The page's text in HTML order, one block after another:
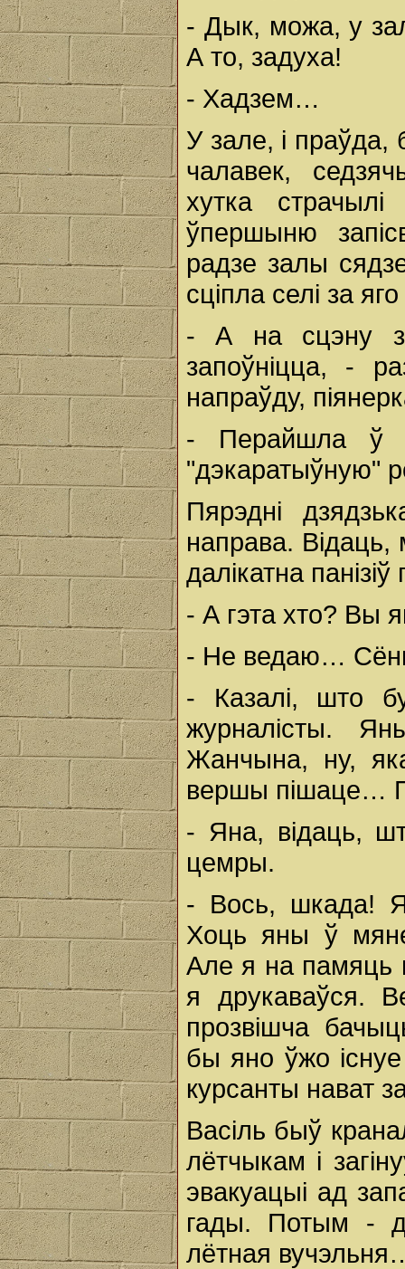
- Дык, можа, у
А то, задуха!
- Хадзем…
У зале, і
чалавек,
хутка
ўпершыню
радзе залы
сціпла селі за
- А на сцэну
запоўніцца, -
напраўду,
- Перайшла ў
"дэкаратыўную"
Пярэдні
направа. Відаць,
далікатна
- А гэта хто? Вы
- Не ведаю…
- Казалі, што
журналісты.
Жанчына, ну,
вершы пішаце…
- Яна, відаць,
цемры.
- Вось, шкада!
Хоць яны ў мяне
Але я на памяць
я друкаваўся.
прозвішча
бы яно ўжо
курсанты нават
Васіль быў
лётчыкам і
эвакуацыі ад
гады. Потым -
лётная